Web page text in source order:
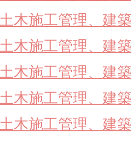
土木施工管理、建
土木施工管理、建
土木施工管理、建
土木施工管理、建
土木施工管理、建